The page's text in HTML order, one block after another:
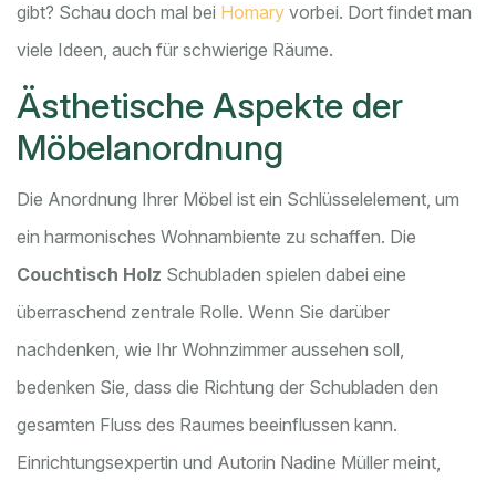
gibt? Schau doch mal bei Homary vorbei. Dort findet man
viele Ideen, auch für schwierige Räume.
Ästhetische Aspekte der
Möbelanordnung
Die Anordnung Ihrer Möbel ist ein Schlüsselelement, um
ein harmonisches Wohnambiente zu schaffen. Die
Couchtisch Holz Schubladen spielen dabei eine
überraschend zentrale Rolle. Wenn Sie darüber
nachdenken, wie Ihr Wohnzimmer aussehen soll,
bedenken Sie, dass die Richtung der Schubladen den
gesamten Fluss des Raumes beeinflussen kann.
Einrichtungsexpertin und Autorin Nadine Müller meint,